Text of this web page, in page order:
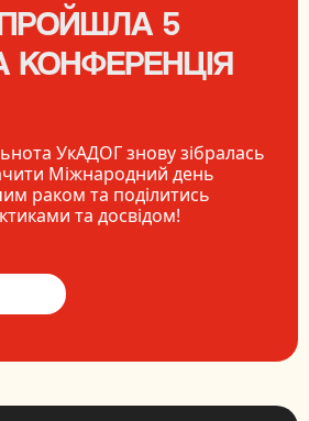
5
КОНФЕРЕНЦІЯ
УкАДОГ знову зібралась
Міжнародний день
раком та поділитись
та досвідом!